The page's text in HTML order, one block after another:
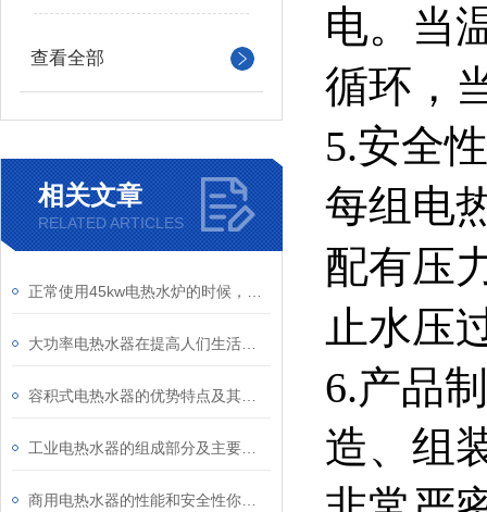
查看全部
相关文章
RELATED ARTICLES
电。当
循环，
5.安全
每组电
配有压
止水压
6.产品
造、组